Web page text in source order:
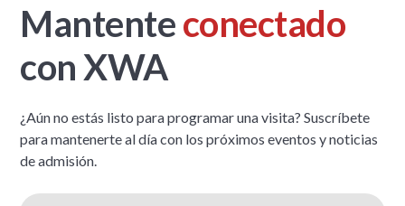
Mantenteconectado
con XWA
¿Aún no estás listo para programar una visita? Suscríbete
para mantenerte al día con los próximos eventos y noticias
de admisión.